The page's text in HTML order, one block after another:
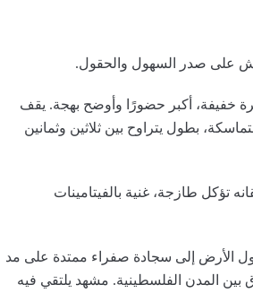
على صدر السهول والحقول.
خفيفة، أكبر حضورًا وأوضح بهجة. يقف
بطول يتراوح بين ثلاثين وثمانين
تؤكل طازجة، غنية بالفيتامينات
الأرض إلى سجادة صفراء ممتدة على مد
بين المدن الفلسطينية. مشهد يلتقي فيه